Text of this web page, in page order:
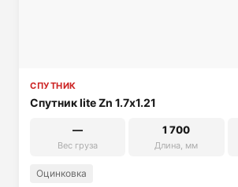
СПУТНИК
Спутник lite Zn 1.7х1.21
—
Вес груза
1 700
Длина, мм
Оцинковка